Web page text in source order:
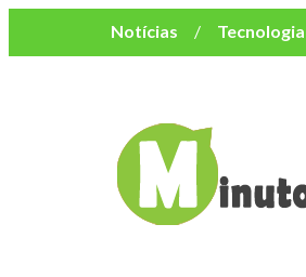
Notícias Tecnologia
Mulher
Bem-Estar